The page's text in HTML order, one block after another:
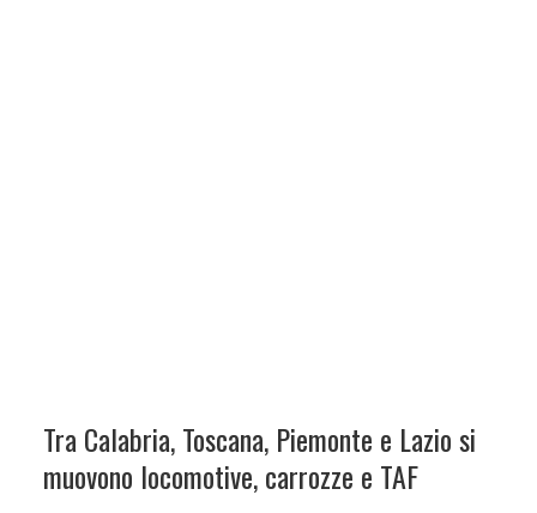
Tra Calabria, Toscana, Piemonte e Lazio si
muovono locomotive, carrozze e TAF